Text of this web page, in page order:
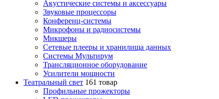
Акустические системы и аксессуары
Звуковые процессоры
Конференц-системы
Микрофоны и радиосистемы
Микшеры
Сетевые плееры и хранилища данных
Системы Мультирум
Трансляционное оборудование
Усилители мощности
Театральный свет 161 товар
Профильные прожекторы